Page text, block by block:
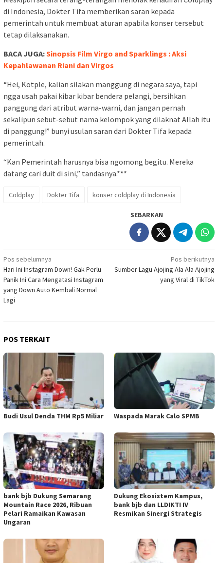
di Indonesia, Dokter Tifa memberikan saran kepada
pemerintah untuk membuat aturan apabila konser tersebut
tetap dilaksanakan.
BACA JUGA:Sinopsis Film Virgo and Sparklings : Aksi
Kepahlawanan Riani dan Virgos
“Hei, Kotple, kalian silakan manggung di negara saya, tapi
ngga usah pakai kibar kibar bendera pelangi, bersihkan
panggung dari atribut warna-warni, dan jangan pernah
sekalipun sebut-sebut nama kelompok yang dilaknat Allah itu
di panggung!” bunyi usulan saran dari Dokter Tifa kepada
pemerintah.
“Kan Pemerintah harusnya bisa ngomong begitu. Mereka
datang cari duit di sini,” tandasnya.***
Coldplay Dokter Tifa konser coldplay di Indonesia
SEBARKAN
Navigasi
pos
Pos sebelumnya
Hari Ini Instagram Down! Gak Perlu
Panik Ini Cara Mengatasi Instagram
yang Down Auto Kembali Normal
Lagi
Pos berikutnya
Sumber Lagu Ajojing Ala Ala Ajojing
yang Viral di TikTok
POS TERKAIT
Budi Usul Denda THM Rp5 Miliar Waspada Marak Calo SPMB
bank bjb Dukung Semarang
Mountain Race 2026, Ribuan
Pelari Ramaikan Kawasan
Ungaran
Dukung Ekosistem Kampus,
bank bjb dan LLDIKTI IV
Resmikan Sinergi Strategis